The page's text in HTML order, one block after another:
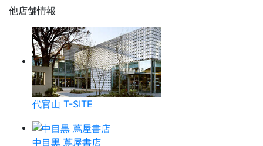
他店舗情報
代官山 T-SITE
中目黒 蔦屋書店